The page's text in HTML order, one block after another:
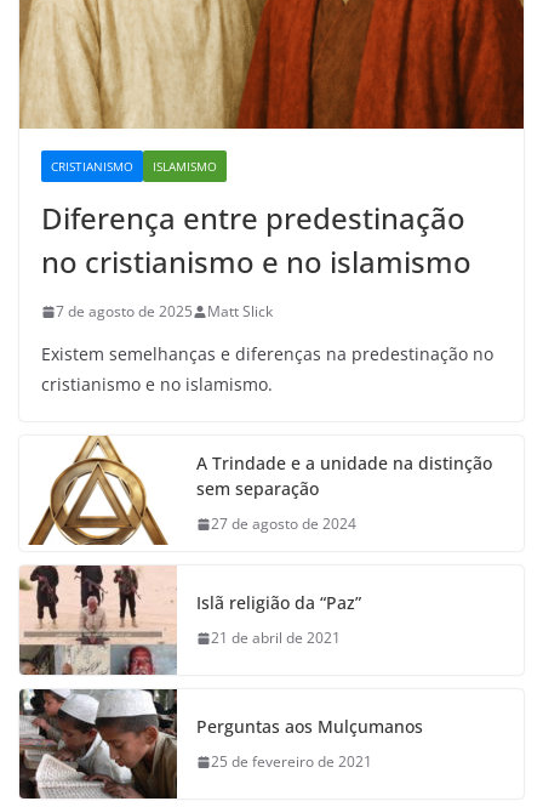
CRISTIANISMO ISLAMISMO
Diferença entre predestinação
no cristianismo e no islamismo
7 de agosto de 2025 Matt Slick
Existem semelhanças e diferenças na predestinação no
cristianismo e no islamismo.
A Trindade e a unidade na distinção
sem separação
27 de agosto de 2024
Islã religião da “Paz”
21 de abril de 2021
Perguntas aos Mulçumanos
25 de fevereiro de 2021